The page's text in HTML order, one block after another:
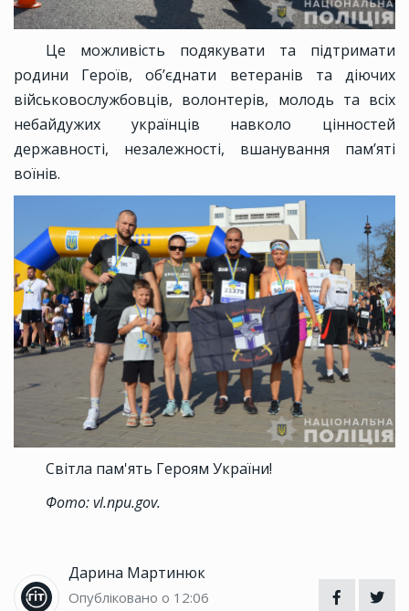
Це можливість подякувати та підтримати
родини Героїв, об’єднати ветеранів та діючих
військовослужбовців, волонтерів, молодь та всіх
небайдужих українців навколо цінностей
державності, незалежності, вшанування пам’яті
воїнів.
Світла пам'ять Героям України!
Фото: vl.npu.gov.
Дарина Мартинюк
Опубліковано о 12:06